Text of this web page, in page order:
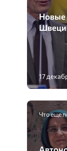
Новые
17
Что еще